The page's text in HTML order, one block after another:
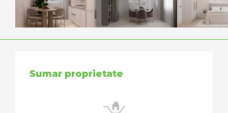
Sumar proprietate